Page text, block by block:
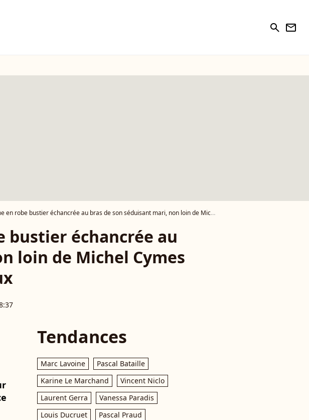
search newsletter
bustier échancrée au bras de son séduisant mari, non loin de Michel Cymes amoureux
bustier échancrée au
loin de Michel Cymes
Tendances
Marc Lavoine
Pascal Bataille
Karine Le Marchand
Vincent Niclo
Laurent Gerra
Vanessa Paradis
Louis Ducruet
Pascal Praud